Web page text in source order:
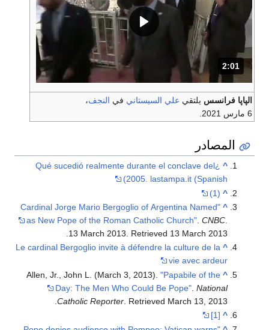
المدة: دقائق و 1 ثواني.
2:01
الپاپا فرانسس يلتقي علي السيستاني في النجف،
6 مارس 2021.
المصادر
^
¿Qué sucedió realmente durante el conclave del
2005. lastampa.it (Spanish)
^
(1)
^
"Cardinal Jorge Mario Bergoglio of Argentina Named
as New Pope of the Roman Catholic Church" .CNBC
13 March 2013 . Retrieved 13 March 2013
^
Le cardinal Bergoglio invite à défendre la culture de la
vie avec ardeur
^
Allen, Jr., John L. (March 3, 2013)."Papabile of the
Day: The Men Who Could Be Pope" .National
Catholic Reporter . Retrieved March 13, 2013
.
^
[1]